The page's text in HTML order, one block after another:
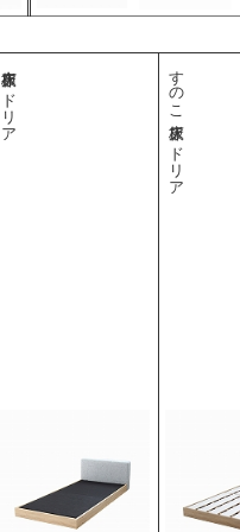
布床板 アドリア すのこ床板 アドリア